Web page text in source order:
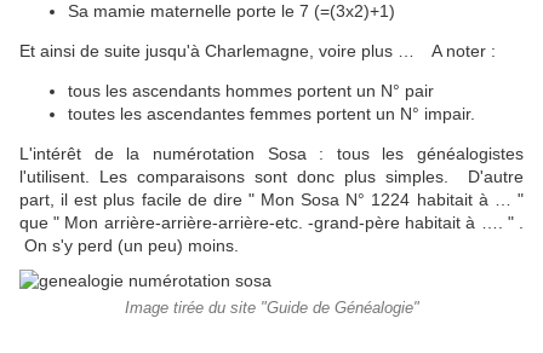
Sa mamie maternelle porte le 7 (=(3x2)+1)
Et ainsi de suite jusqu'à Charlemagne, voire plus … A noter :
tous les ascendants hommes portent un N° pair
toutes les ascendantes femmes portent un N° impair.
L'intérêt de la numérotation Sosa : tous les généalogistes
l'utilisent. Les comparaisons sont donc plus simples. D'autre
part, il est plus facile de dire " Mon Sosa N° 1224 habitait à … "
que " Mon arrière-arrière-arrière-etc. -grand-père habitait à …. " .
On s'y perd (un peu) moins.
Image tirée du site "Guide de Généalogie"